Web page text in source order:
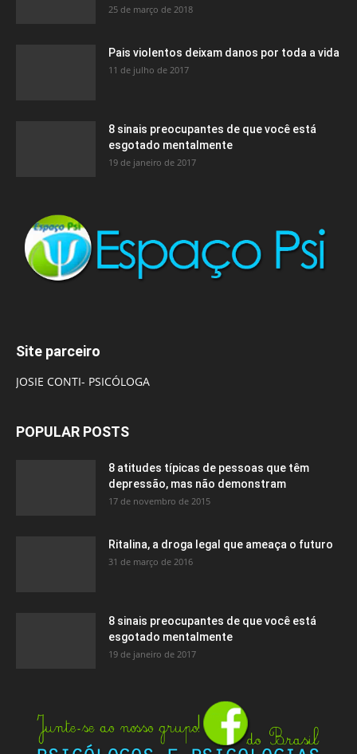
25 de março de 2018
Pais violentos deixam danos por toda a vida
11 de julho de 2017
8 sinais preocupantes de que você está
esgotado mentalmente
19 de janeiro de 2017
Site parceiro
JOSIE CONTI- PSICÓLOGA
POPULAR POSTS
8 atitudes típicas de pessoas que têm
depressão, mas não demonstram
17 de novembro de 2015
Ritalina, a droga legal que ameaça o futuro
31 de março de 2016
8 sinais preocupantes de que você está
esgotado mentalmente
19 de janeiro de 2017